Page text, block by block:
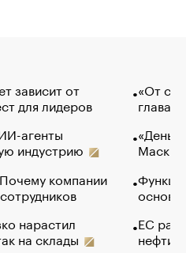
зависит от
для лидеров
агенты
индустрию
компании
нарастил
на склады
«От
глава
Маск в
основ
ЕС
нефти